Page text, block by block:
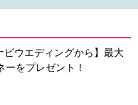
定で展開されるDisney
ライダルコレクション
ビウエディングから】最大
をプレゼント！